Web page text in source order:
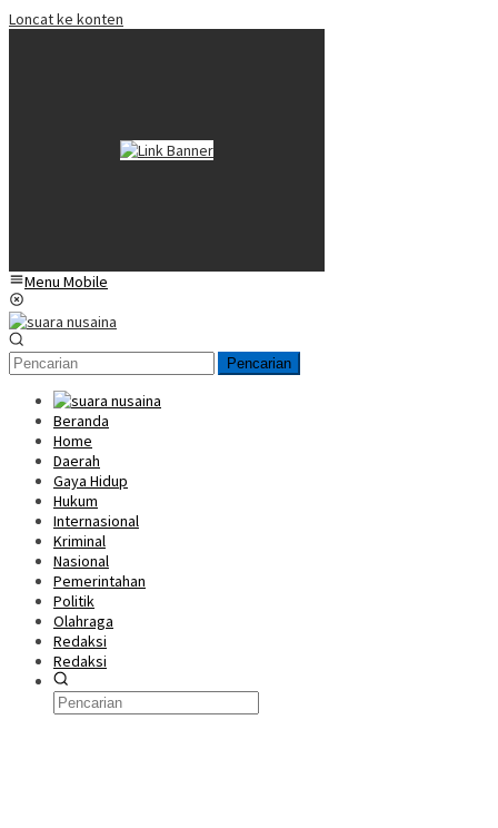
Loncat ke konten
Menu Mobile
Pencarian
Beranda
Home
Daerah
Gaya Hidup
Hukum
Internasional
Kriminal
Nasional
Pemerintahan
Politik
Olahraga
Redaksi
Redaksi